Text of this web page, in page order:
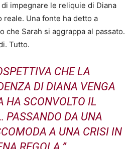
impegnare le reliquie di Diana
Una fonte ha detto a
che Sarah si aggrappa al passato.
Tutto.
CHE LA
DI DIANA VENGA
HA SCONVOLTO IL
PASSANDO DA UNA
A UNA CRISI IN